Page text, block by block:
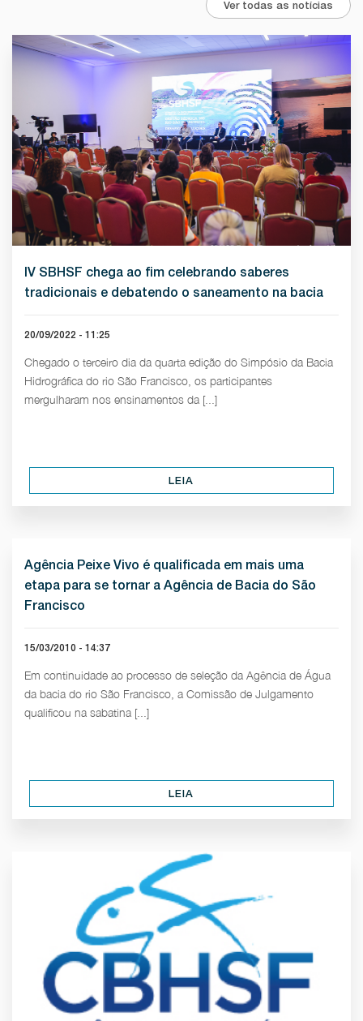
Ver todas as notícias
IV SBHSF chega ao fim celebrando saberes
tradicionais e debatendo o saneamento na bacia
20/09/2022 - 11:25
Chegado o terceiro dia da quarta edição do Simpósio da Bacia
Hidrográfica do rio São Francisco, os participantes
mergulharam nos ensinamentos da [...]
LEIA
Agência Peixe Vivo é qualificada em mais uma
etapa para se tornar a Agência de Bacia do São
Francisco
15/03/2010 - 14:37
Em continuidade ao processo de seleção da Agência de Água
da bacia do rio São Francisco, a Comissão de Julgamento
qualificou na sabatina [...]
LEIA